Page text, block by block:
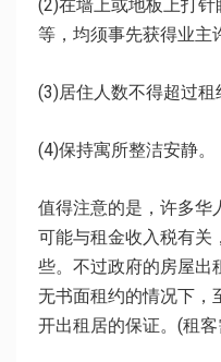
(2)在墙上或地板上打
等，均须事先获得业主
(3)居住人数不得超过租
(4)保持寓所整洁安静。
值得注意的是，许多华
可能与租金收入税有关
些。不过政府的房屋出
无书面租约的情况下，
开出租居的保证。(租